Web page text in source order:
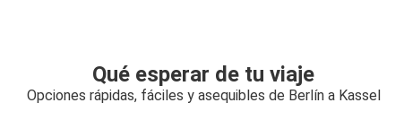
Qué esperar de tu viaje
Opciones rápidas, fáciles y asequibles de Berlín a Kassel